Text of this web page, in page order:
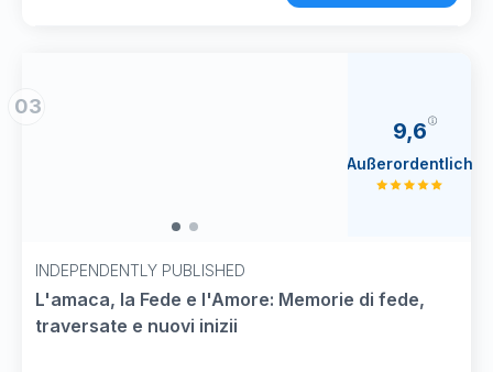
03
INDEPENDENTLY PUBLISHED
L'amaca, la Fede e l'Amore: Memorie di fede,
traversate e nuovi inizii
9,6
Außerordentlich